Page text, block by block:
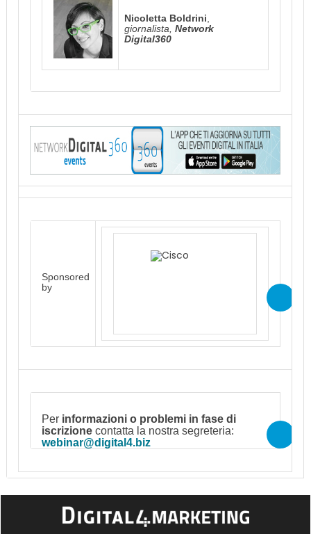
Nicoletta Boldrini
giornalista, Network
Digital360
Sponsored
by
Per informazioni o problemi in fase di
iscrizionecontatta la nostra segreteria:
webinar@digital4.biz